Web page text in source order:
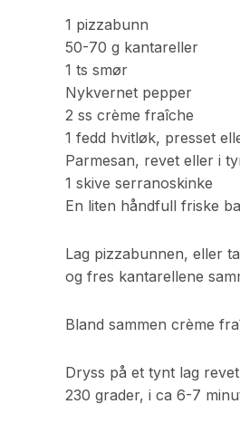
1 pizzabunn
50-70 g kantareller
1 ts smør
Nykvernet pepper
2 ss crème fraîche
1 fedd hvitløk, presset
Parmesan, revet eller i
1 skive serranoskinke
En liten håndfull friske
Lag pizzabunnen, eller
og fres kantarellene
Bland sammen crème
Dryss på et tynt lag
230 grader, i ca 6-7